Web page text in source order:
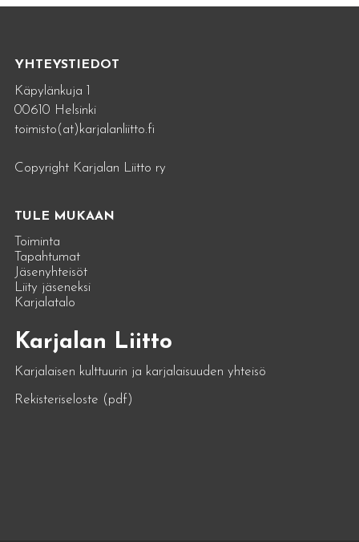
YHTEYSTIEDOT
Käpylänkuja 1
00610 Helsinki
toimisto(at)karjalanliitto.fi
Copyright Karjalan Liitto ry
TULE MUKAAN
Toiminta
Tapahtumat
Jäsenyhteisöt
Liity jäseneksi
Karjalatalo
Karjalan Liitto
Karjalaisen kulttuurin ja karjalaisuuden yhteisö
Rekisteriseloste (pdf)